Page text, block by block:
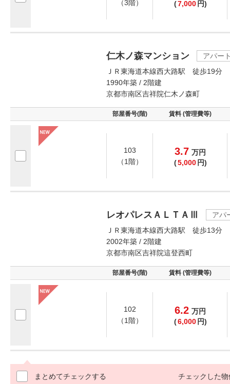
（3階） (7,000 円)
仁木ノ森マンション
アパー
ＪＲ東海道本線西大路駅 徒歩19分
1990年築 / 2階建
京都市南区吉祥院仁木ノ森町
部屋番号(階) 賃料 (管理費等)
103
（1階）
3.7 万円
(5,000 円)
レオパレスＡＬＴＡⅢ
アパ
ＪＲ東海道本線西大路駅 徒歩13分
2002年築 / 2階建
京都市南区吉祥院這登西町
部屋番号(階) 賃料 (管理費等)
102
（1階）
6.2 万円
(6,000 円)
まとめてチェックする チェックした物